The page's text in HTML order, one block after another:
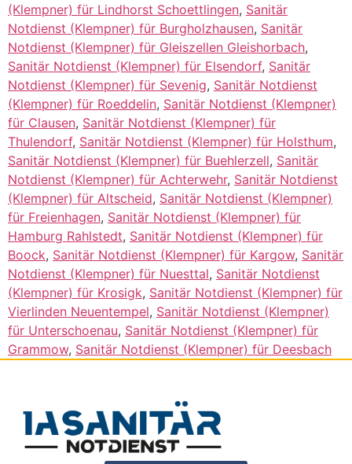
(Klempner) für Lindhorst Schoettlingen, Sanitär
Notdienst (Klempner) für Burgholzhausen, Sanitär
Notdienst (Klempner) für Gleiszellen Gleishorbach,
Sanitär Notdienst (Klempner) für Elsendorf, Sanitär
Notdienst (Klempner) für Sevenig, Sanitär Notdienst
(Klempner) für Roeddelin, Sanitär Notdienst (Klempner)
für Clausen, Sanitär Notdienst (Klempner) für
Thulendorf, Sanitär Notdienst (Klempner) für Holsthum,
Sanitär Notdienst (Klempner) für Buehlerzell, Sanitär
Notdienst (Klempner) für Achterwehr, Sanitär Notdienst
(Klempner) für Altscheid, Sanitär Notdienst (Klempner)
für Freienhagen, Sanitär Notdienst (Klempner) für
Hamburg Rahlstedt, Sanitär Notdienst (Klempner) für
Boock, Sanitär Notdienst (Klempner) für Kargow, Sanitär
Notdienst (Klempner) für Nuesttal, Sanitär Notdienst
(Klempner) für Krosigk, Sanitär Notdienst (Klempner) für
Vierlinden Neuentempel, Sanitär Notdienst (Klempner)
für Unterschoenau, Sanitär Notdienst (Klempner) für
Grammow, Sanitär Notdienst (Klempner) für Deesbach